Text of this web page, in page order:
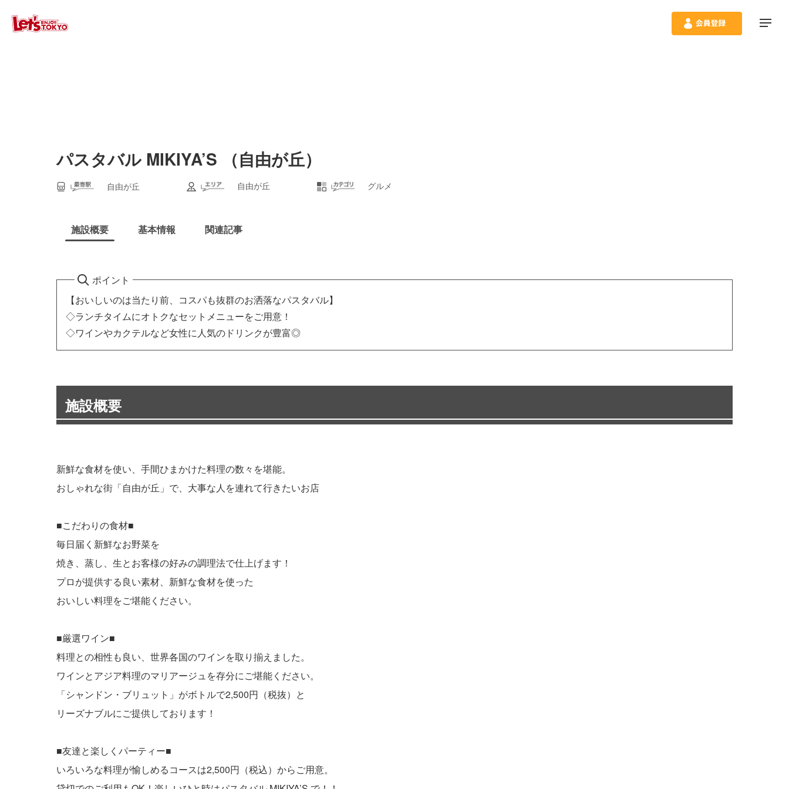
パスタバル MIKIYA’S （自由が丘）
自由が丘 自由が丘 グルメ
施設概要 基本情報 関連記事
ポイント
【おいしいのは当たり前、コスパも抜群のお洒落なパスタバル】
◇ランチタイムにオトクなセットメニューをご用意！
◇ワインやカクテルなど女性に人気のドリンクが豊富◎
施設概要
新鮮な食材を使い、手間ひまかけた料理の数々を堪能。
おしゃれな街「自由が丘」で、大事な人を連れて行きたいお店
■こだわりの食材■
毎日届く新鮮なお野菜を
焼き、蒸し、生とお客様の好みの調理法で仕上げます！
プロが提供する良い素材、新鮮な食材を使った
おいしい料理をご堪能ください。
■厳選ワイン■
料理との相性も良い、世界各国のワインを取り揃えました。
ワインとアジア料理のマリアージュを存分にご堪能ください。
「シャンドン・ブリュット」がボトルで2,500円（税抜）と
リーズナブルにご提供しております！
■友達と楽しくパーティー■
いろいろな料理が愉しめるコースは2,500円（税込）からご用意。